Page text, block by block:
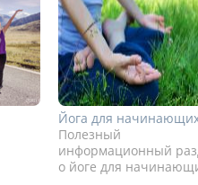
Йога для
Полезный
информационный
о йоге для